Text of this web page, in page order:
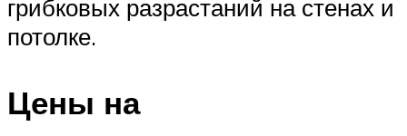
грибковых разрастаний на стенах и
потолке.
Цены на